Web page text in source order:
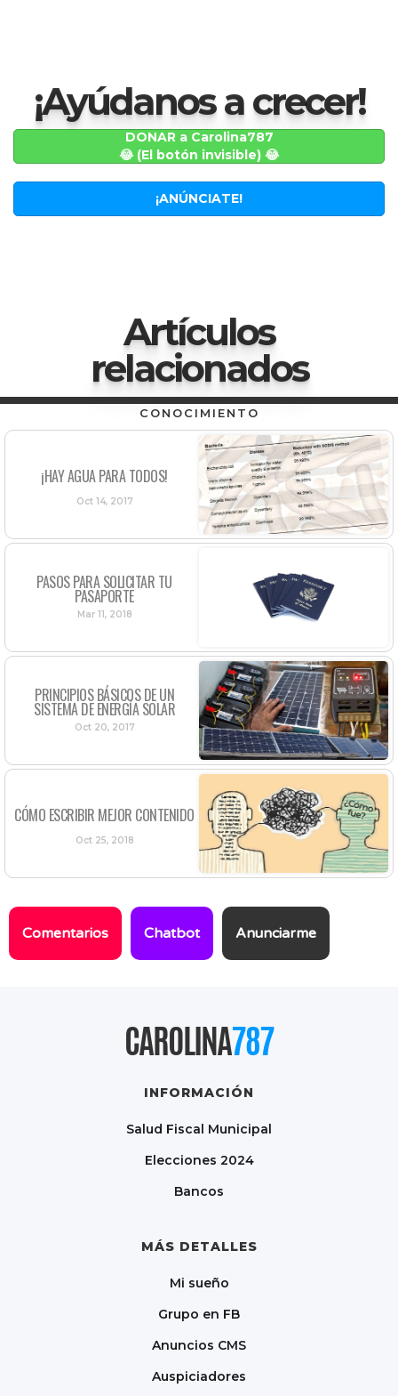
¡Ayúdanos a crecer!
DONAR a Carolina787
😂 (El botón invisible) 😂
¡ANÚNCIATE!
Artículos
relacionados
CONOCIMIENTO
¡HAY AGUA PARA TODOS!
Oct 14, 2017
PASOS PARA SOLICITAR TU
PASAPORTE
Mar 11, 2018
PRINCIPIOS BÁSICOS DE UN
SISTEMA DE ENERGÍA SOLAR
Oct 20, 2017
CÓMO ESCRIBIR MEJOR CONTENIDO
Oct 25, 2018
Comentarios Chatbot Anunciarme
CAROLINA787
INFORMACIÓN
Salud Fiscal Municipal
Elecciones 2024
Bancos
MÁS DETALLES
Mi sueño
Grupo en FB
Anuncios CMS
Auspiciadores